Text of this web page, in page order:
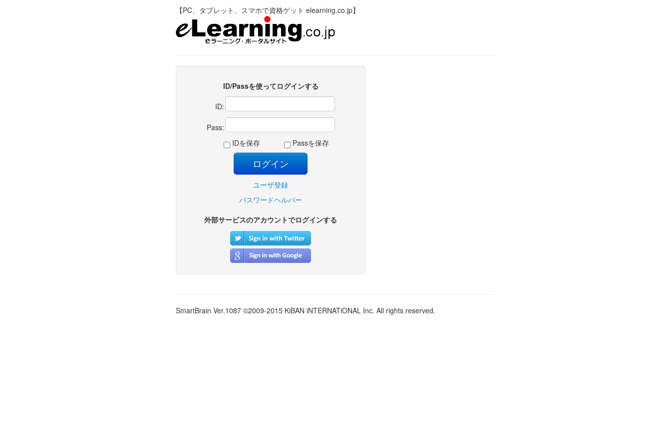
【PC、タブレット、スマホで資格ゲット elearning.co.jp】
ID/Passを使ってログインする
ID:
Pass:
IDを保存
Passを保存
ユーザ登録
パスワードヘルパー
外部サービスのアカウントでログインする
SmartBrain Ver.1087 ©2009-2015 KiBAN iNTERNATiONAL Inc. All rights reserved.